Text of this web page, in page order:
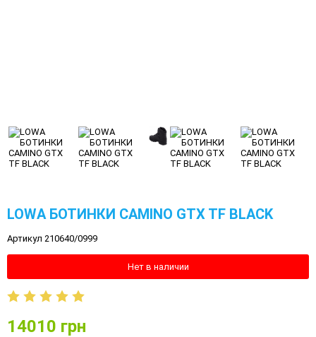
LOWA БОТИНКИ CAMINO GTX TF BLACK
Артикул 210640/0999
Нет в наличии
14010 грн